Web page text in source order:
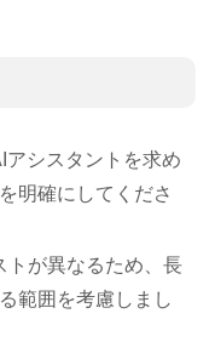
アシスタントを求め
明確にしてくださ
トが異なるため、長
範囲を考慮しまし